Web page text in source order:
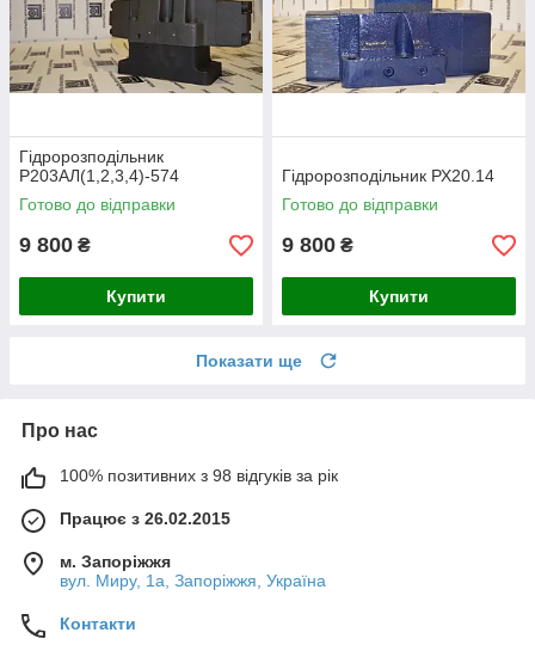
Гідророзподільник
Р203АЛ(1,2,3,4)-574
Готово до відправки
9 800 ₴
Купити
Гідророзподільник РХ20.14
Готово до відправки
9 800 ₴
Купити
Показати ще
Про нас
100% позитивних з 98 відгуків за рік
Працює з 26.02.2015
м. Запоріжжя
вул. Миру, 1а, Запоріжжя, Україна
Контакти